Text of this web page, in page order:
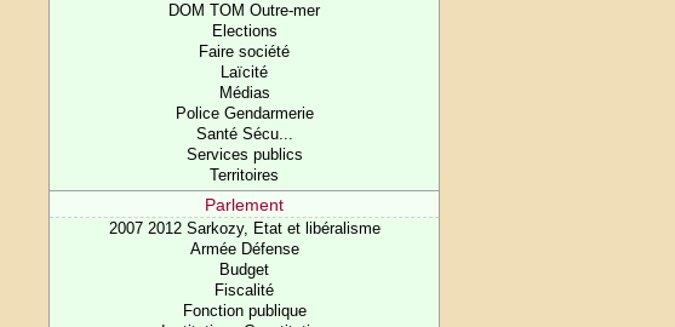
DOM TOM Outre-mer
Elections
Faire société
Laïcité
Médias
Police Gendarmerie
Santé Sécu...
Services publics
Territoires
Parlement
2007 2012 Sarkozy, Etat et libéralisme
Armée Défense
Budget
Fiscalité
Fonction publique